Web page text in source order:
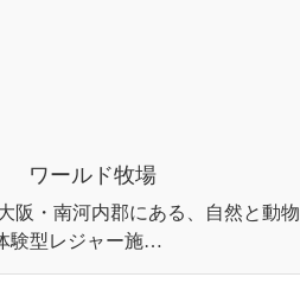
ワールド牧場
阪・南河内郡にある、自然と動物
験型レジャー施…